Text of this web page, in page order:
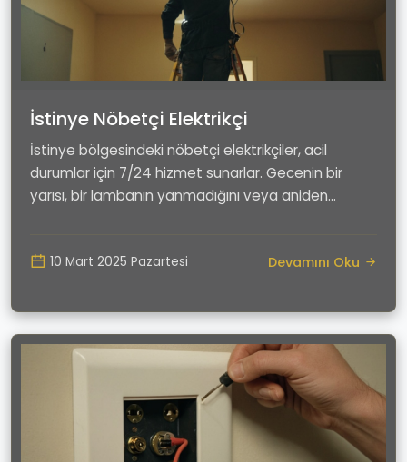
İstinye Nöbetçi Elektrikçi
İstinye bölgesindeki nöbetçi elektrikçiler, acil
durumlar için 7/24 hizmet sunarlar. Gecenin bir
yarısı, bir lambanın yanmadığını veya aniden
10 Mart 2025 Pazartesi Devamını Oku